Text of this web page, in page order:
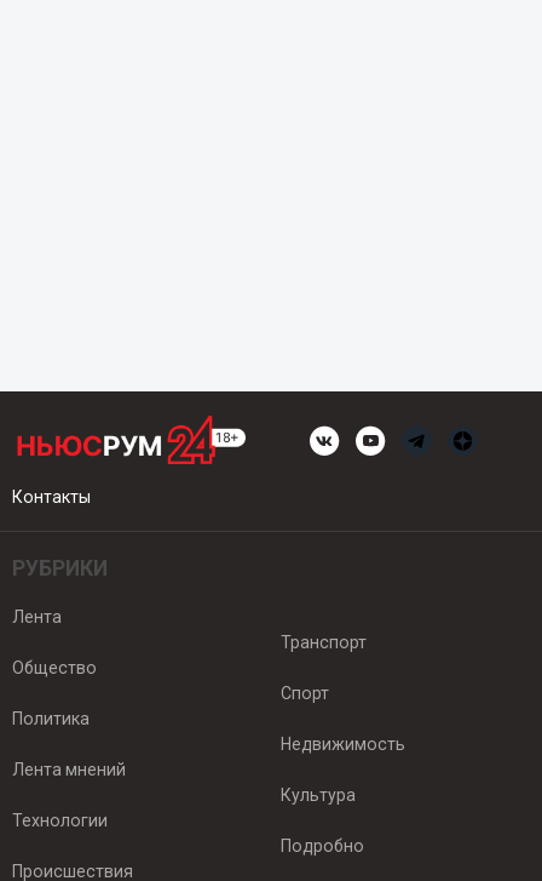
Контакты
РУБРИКИ
Лента
Общество
Политика
Лента мнений
Технологии
Происшествия
Транспорт
Спорт
Недвижимость
Культура
Подробно